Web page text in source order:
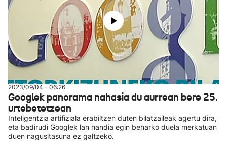
2023/09/04 - 06:26
Googlek panorama nahasia du aurrean bere 25.
urtebetetzean
Inteligentzia artifiziala erabiltzen duten bilatzaileak agertu dira,
eta badirudi Googlek lan handia egin beharko duela merkatuan
duen nagusitasuna ez galtzeko.